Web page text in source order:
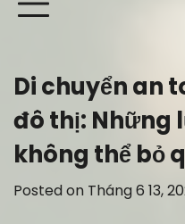
Di chuyển an
đô thị: Những
không thể bỏ
Posted on Tháng 6 13,